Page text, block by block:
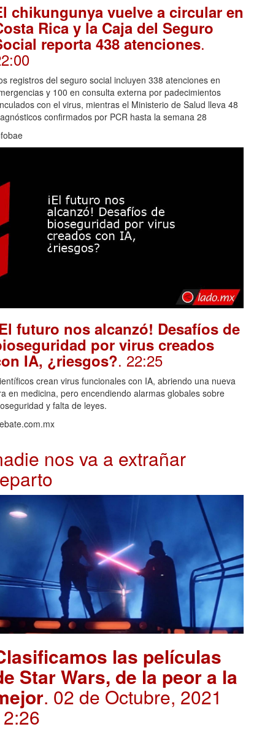
chikungunya vuelve a circular en
Rica y la Caja del Seguro
reporta 438 atenciones.
registros del seguro social incluyen 338 atenciones en
y 100 en consulta externa por padecimientos
con el virus, mientras el Ministerio de Salud lleva 48
confirmados por PCR hasta la semana 28
futuro nos alcanzó! Desafíos de
por virus creados
IA, ¿riesgos?. 22:25
crean virus funcionales con IA, abriendo una nueva
en medicina, pero encendiendo alarmas globales sobre
y falta de leyes.
nos va a extrañar
las películas
Star Wars, de la peor a la
. 02 de Octubre, 2021